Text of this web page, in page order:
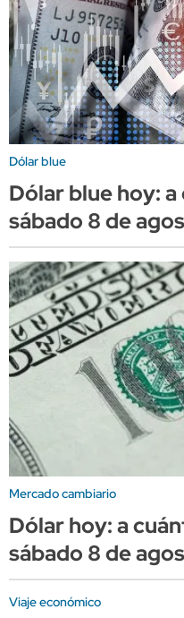
Dólar blue
Dólar blue hoy:
sábado 8 de
Mercado cambiario
Dólar hoy: a
sábado 8 de
Viaje económico